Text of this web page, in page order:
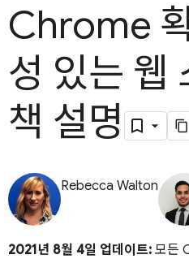
Chrome
성 있는 웹
책 설명
Rebecca Walton
2021년 8월 4일 업데이트: 모든